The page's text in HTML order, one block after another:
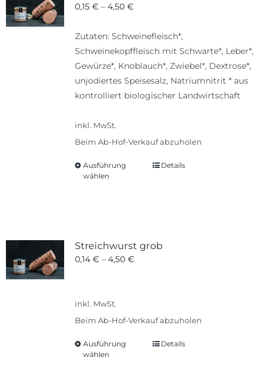
0,15 €– 4,50 €
Zutaten: Schweinefleisch*,
Schweinekopffleisch mit Schwarte*, Leber*,
Gewürze*, Knoblauch*, Zwiebel*, Dextrose*,
unjodiertes Speisesalz, Natriumnitrit * aus
kontrolliert biologischer Landwirtschaft
inkl. MwSt.
Beim Ab-Hof-Verkauf abzuholen
Ausführung
wählen
Dieses
auf.
der
gewählt
Details
Streichwurst grob
0,14 €– 4,50 €
inkl. MwSt.
Beim Ab-Hof-Verkauf abzuholen
Ausführung
wählen
Dieses
Details